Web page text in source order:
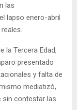
las
lapso enero-abril
la Tercera Edad,
presentado
y falta de
mediatizó,
sin contestar las